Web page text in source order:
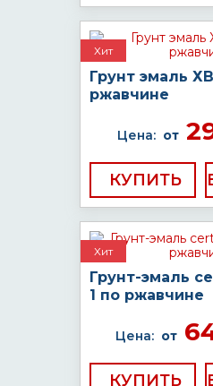
Хит
Грунт эмаль
ржавчине
Цена: от
КУПИТЬ
Хит
Грунт-эмаль
1 по ржавчине
Цена: от
КУПИТЬ